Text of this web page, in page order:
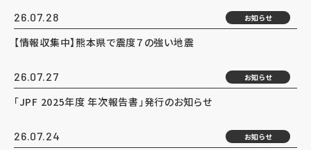
26.07.28 お知らせ
【情報収集中】熊本県で震度７の強い地震
26.07.27 お知らせ
「JPF 2025年度 年次報告書」発行のお知らせ
26.07.24 お知らせ